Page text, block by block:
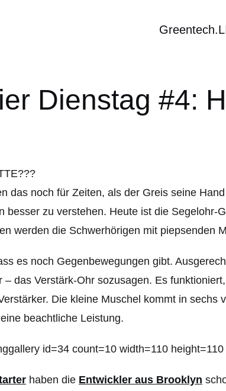
Dienstag #4:
das noch für Zeiten, als der Greis seine
besser zu verstehen. Heute ist die Segelohr-
werden die Schwerhörigen mit piepsenden
es noch Gegenbewegungen gibt.
– das Verstärk-Ohr sozusagen. Es
Die kleine Muschel kommt in sechs
beachtliche Leistung.
id=34 count=10 width=110
haben die Entwickler aus Brooklyn